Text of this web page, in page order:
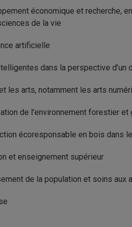
économique et recherche,
de la vie
artificielle
dans la perspective d’un
les arts, notamment les arts
de l’environnement forestier
écoresponsable en bois dans
et enseignement supérieur
de la population et soins aux